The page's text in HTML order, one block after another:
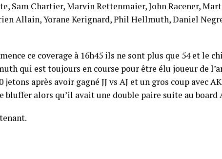
Sam Chartier, Marvin Rettenmaier, John Racener,
Allain, Yorane Kerignard, Phil Hellmuth, Daniel
ce coverage à 16h45 ils ne sont plus que 54 et le
qui est toujours en course pour être élu joueur de
jetons après avoir gagné JJ vs AJ et un gros coup avec
bluffer alors qu’il avait une double paire suite au board